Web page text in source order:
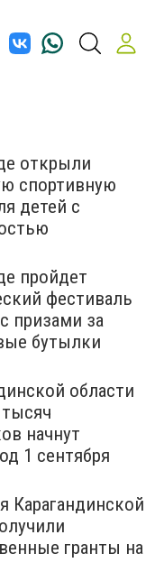
открыли
спортивную
детей с
пройдет
фестиваль
призами за
бутылки
области
начнут
1 сентября
Карагандинской
гранты на